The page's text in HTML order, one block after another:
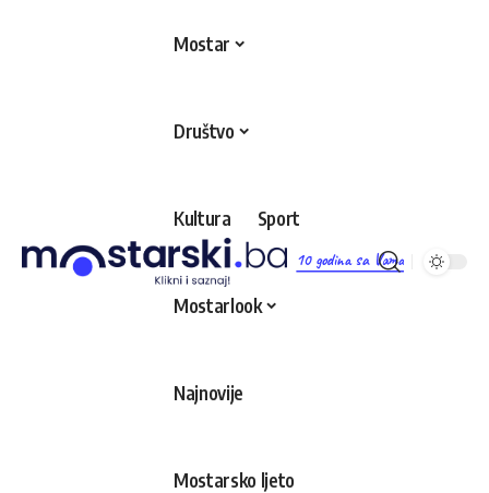
10 godina sa Vama
Mostar
Društvo
Kultura Sport
Mostarlook
Najnovije
Mostarsko ljeto